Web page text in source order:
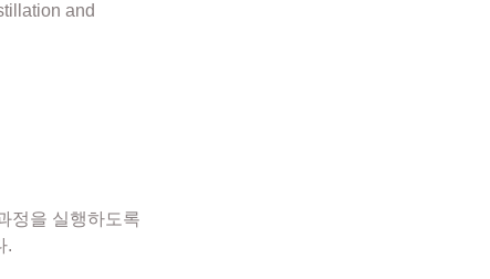
and
정을 실행하도록
.